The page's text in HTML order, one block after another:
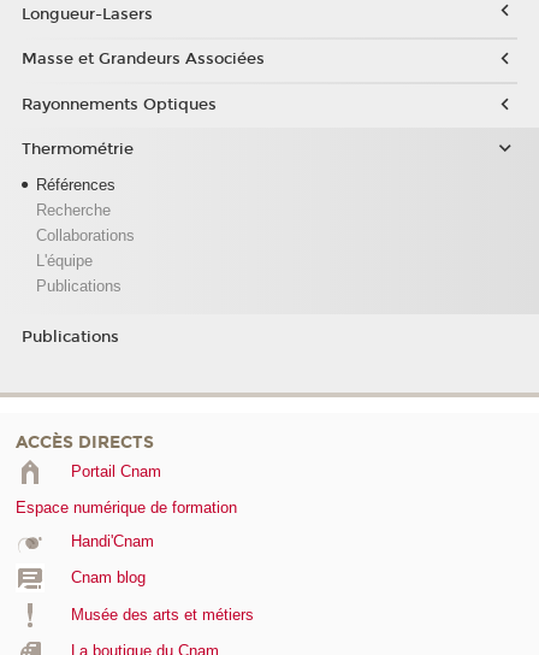
Longueur-Lasers
Masse et Grandeurs Associées
Rayonnements Optiques
Thermométrie
Références
Recherche
Collaborations
L'équipe
Publications
Publications
ACCÈS DIRECTS
Portail Cnam
Espace numérique de formation
Handi'Cnam
Cnam blog
Musée des arts et métiers
La boutique du Cnam